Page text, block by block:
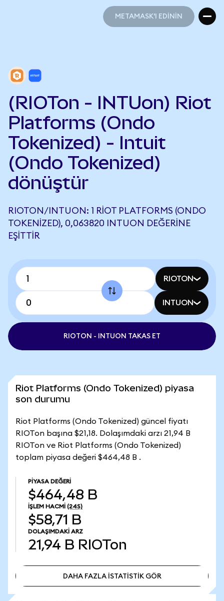
METAMASK'I EDİNİN
(RIOTon - INTUon) Riot
Platforms (Ondo
Tokenized) - Intuit
(Ondo Tokenized)
dönüştür
RIOTON/INTUON: 1 RIOT PLATFORMS (ONDO
TOKENIZED), 0,063820 INTUON DEĞERINE
EŞITTIR
RIOTON
INTUON
RIOTON - INTUON TAKAS ET
Riot Platforms (Ondo Tokenized) piyasa
son durumu
Riot Platforms (Ondo Tokenized) güncel fiyatı
RIOTon başına $21,18. Dolaşımdaki arzı 21,94 B
RIOTon ve Riot Platforms (Ondo Tokenized)
toplam piyasa değeri $464,48 B .
PIYASA DEĞERI
$464,48 B
İŞLEM HACMI (24S)
$58,71 B
DOLAŞIMDAKI ARZ
21,94 B RIOTon
DAHA FAZLA İSTATİSTİK GÖR